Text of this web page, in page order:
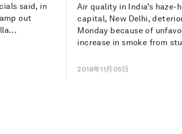
said, in
out
Air quality in India’s
capital, New Delhi,
Monday because of
increase in smoke from
2018年11月05日